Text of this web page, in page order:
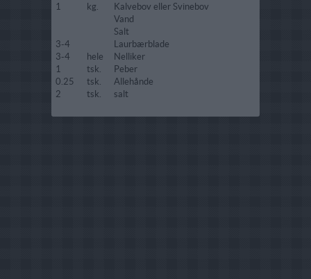
1
kg.
Kalvebov eller Svinebov
Vand
Salt
3-4
Laurbærblade
3-4
hele
Nelliker
1
tsk.
Peber
0.25
tsk.
Allehånde
2
tsk. salt